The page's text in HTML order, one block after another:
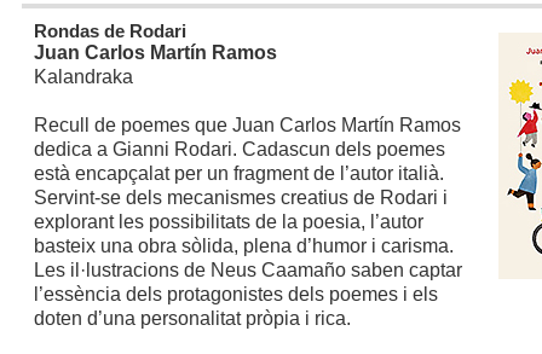
Rondas de Rodari
Juan Carlos Martín Ramos
Kalandraka
Recull de poemes que Juan Carlos Martín Ramos
dedica a Gianni Rodari. Cadascun dels poemes
està encapçalat per un fragment de l’autor italià.
Servint-se dels mecanismes creatius de Rodari i
explorant les possibilitats de la poesia, l’autor
basteix una obra sòlida, plena d’humor i carisma.
Les il·lustracions de Neus Caamaño saben captar
l’essència dels protagonistes dels poemes i els
doten d’una personalitat pròpia i rica.